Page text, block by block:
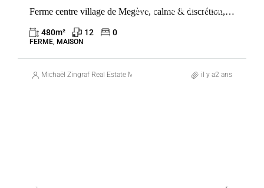
VENTE FRANCE MEGÈVEFerme centre village de Megève, calme & discrétion, rarissime
480m² 12 0
FERME, MAISON
Michaël Zingraf Real Estate Megève il y a2 ans